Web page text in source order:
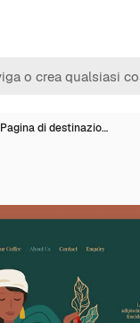
Pagina di destinazio…